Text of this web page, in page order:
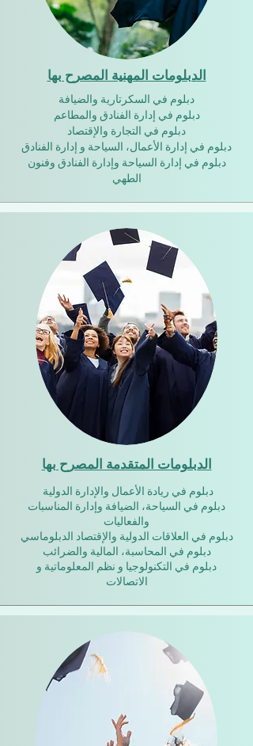
الدبلومات المهنية المصرح بها
دبلوم في السكرتارية والضيافة
دبلوم في إدارة الفنادق والمطاعم
دبلوم في التجارة والإقتصاد
دبلوم في إدارة الأعمال، السياحة و إدارة الفنادق
دبلوم في إدارة السياحة وإدارة الفنادق وفنون
الطهي
الدبلومات المتقدمة المصرح بها
دبلوم في ريادة الأعمال والإدارة الدولية
دبلوم في السياحة، الضيافة وإدارة المناسبات
والفعاليات
دبلوم في العلاقات الدولية والإقتصاد الدبلوماسي
دبلوم في المحاسبة، المالية والضرائب
دبلوم في التكنولوجيا و نظم المعلوماتية و
الاتصالات